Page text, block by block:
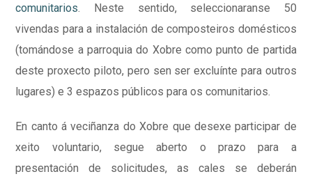
comunitarios. Neste sentido, seleccionaranse 50
vivendas para a instalación de composteiros domésticos
(tomándose a parroquia do Xobre como punto de partida
deste proxecto piloto, pero sen ser excluínte para outros
lugares) e 3 espazos públicos para os comunitarios.
En canto á veciñanza do Xobre que desexe participar de
xeito voluntario, segue aberto o prazo para a
presentación de solicitudes, as cales se deberán